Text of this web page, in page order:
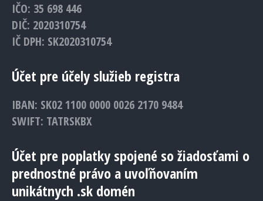
IČO: 35 698 446
DIČ: 2020310754
IČ DPH: SK2020310754
Účet pre účely služieb registra
IBAN: SK02 1100 0000 0026 2170 9484
SWIFT: TATRSKBX
Účet pre poplatky spojené so žiadosťami o
prednostné právo a uvoľňovaním
unikátnych .sk domén